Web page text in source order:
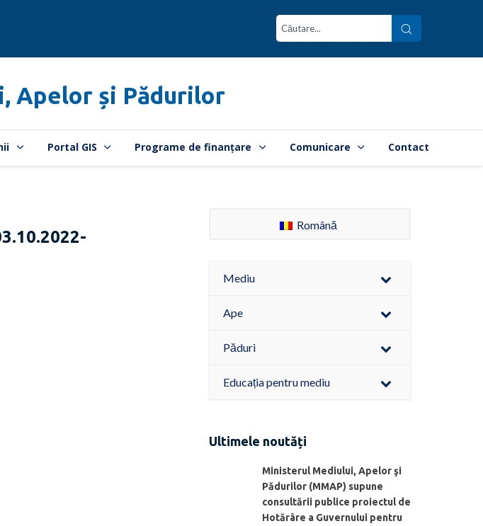
Apelor și Pădurilor
Portal GIS Programe de finanțare Comunicare Contact
Română
Mediu
Ape
Păduri
Educația pentru mediu
Ultimele noutăți
Ministerul Mediului, Apelor şi
Pădurilor (MMAP) supune
consultării publice proiectul de
Hotărâre a Guvernului pentru